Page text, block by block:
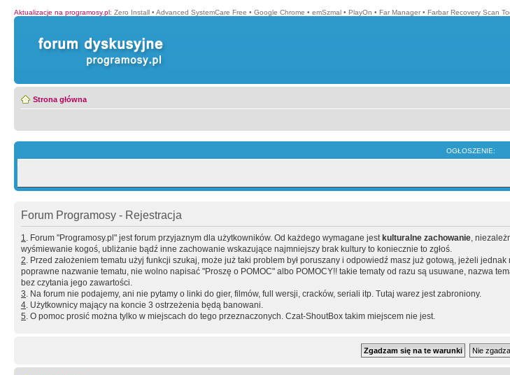
Aktualizacje na programosy.pl: Zero Install • Advanced SystemCare Free • Google Chrome • emSzmal • PlayOn • Far Manager • Farbar Recovery Scan
Strona główna
OGŁOSZENIE:
Forum Programosy - Rejestracja
1. Forum "Programosy.pl" jest forum przyjaznym dla użytkowników. Od każdego wymagane jest kulturalne zachowanie,
wyśmiewanie kogoś, ubliżanie bądź inne zachowanie wskazujące najmniejszy brak kultury to koniecznie to zgłoś.
2. Przed założeniem tematu użyj funkcji szukaj, może już taki problem był poruszany i odpowiedź masz już gotową, jeżeli
poprawne nazwanie tematu, nie wolno napisać "Proszę o POMOC" albo POMOCY!! takie tematy od razu są usuwane, nazwa
bez czytania jego zawartości.
3. Na forum nie podajemy, ani nie pytamy o linki do gier, filmów, full wersji, cracków, seriali itp. Tutaj warez jest zabroniony.
4. Użytkownicy mający na koncie 3 ostrzeżenia będą banowani.
5. O pomoc prosić można tylko w miejscach do tego przeznaczonych. Czat-ShoutBox takim miejscem nie jest.